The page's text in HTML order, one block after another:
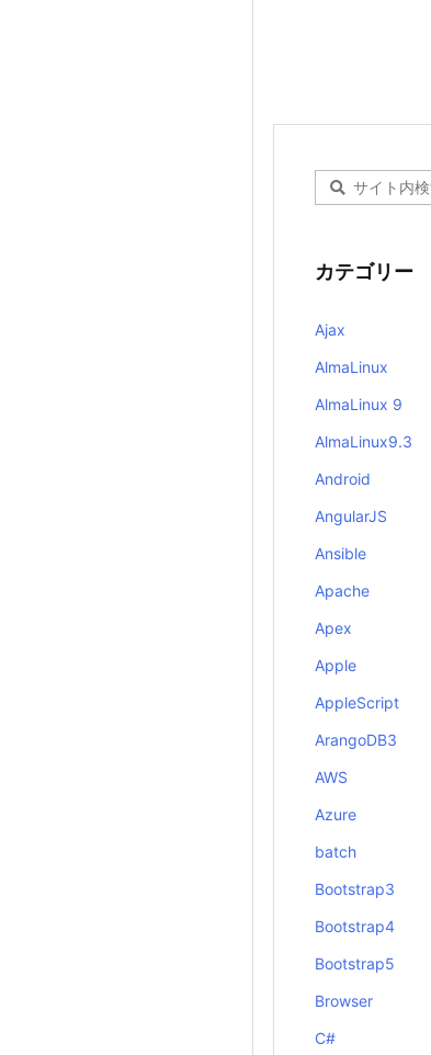
カテゴリー
Ajax
AlmaLinux
AlmaLinux 9
AlmaLinux9.3
Android
AngularJS
Ansible
Apache
Apex
Apple
AppleScript
ArangoDB3
AWS
Azure
batch
Bootstrap3
Bootstrap4
Bootstrap5
Browser
C#